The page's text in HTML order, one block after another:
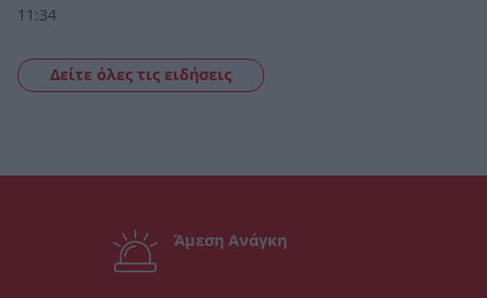
11:34
Δείτε όλες τις ειδήσεις
Άμεση Ανάγκη